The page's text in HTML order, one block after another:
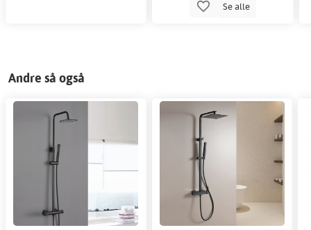
Se alle
Andre så også